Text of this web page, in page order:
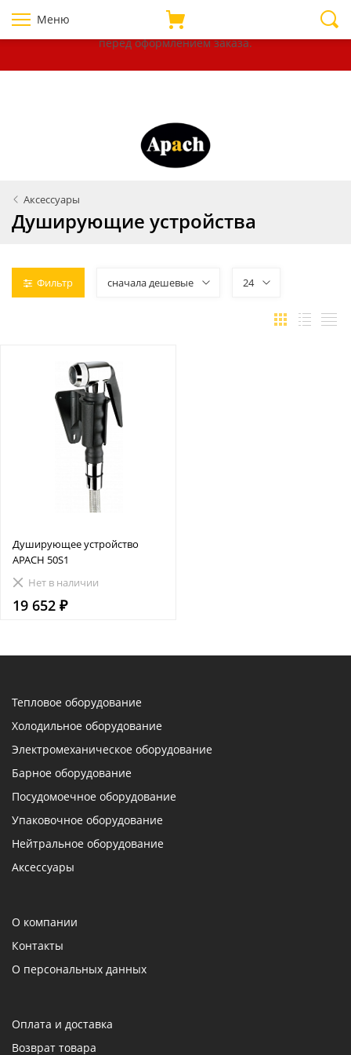
Уважаемые покупатели!
В связи с нестабильностью курсов
валют, убедительно просим уточнять цены на товары
перед оформлениемзаказа.
Меню
Аксессуары
Душирующие устройства
Фильтр сначала дешевые 24
Душирующее устройство
APACH 50S1
Нет в наличии
19 652 ₽
Тепловое оборудование
Холодильное оборудование
Электромеханическое оборудование
Барное оборудование
Посудомоечное оборудование
Упаковочное оборудование
Нейтральное оборудование
Аксессуары
О компании
Контакты
О персональных данных
Оплата и доставка
Возврат товара